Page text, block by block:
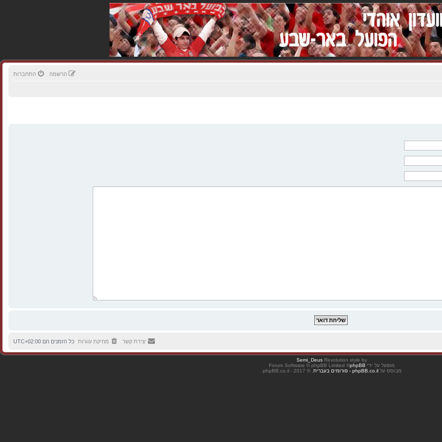
התחברות הרשמה
כל הזמנים הם UTC+02:00 מחיקת עוגיות יצירת קשר
Revolution style by
Semi_Deus
מופעל על ידי phpBB
® Forum Software © phpBB Limited
מבוסס על phpBB.co.il - פורומים בעברית . © 2017 - phpBB.co.il.